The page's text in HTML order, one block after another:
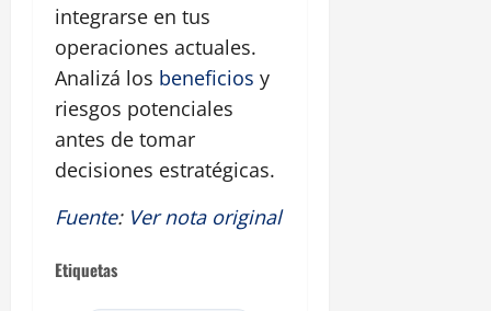
integrarse en tus
operaciones actuales.
Analizá los beneficios y
riesgos potenciales
antes de tomar
decisiones estratégicas.
Fuente: Ver nota original
Etiquetas